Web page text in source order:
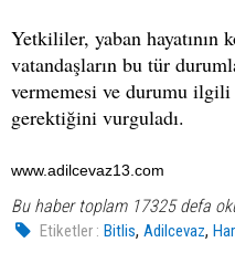
Yetkililer, yaban hayatının
vatandaşların bu tür
vermemesi ve durumu
gerektiğini vurguladı.
www.adilcevaz13.com
Bu haber toplam 17325 defa
Etiketler : Bitlis,Adilcevaz,